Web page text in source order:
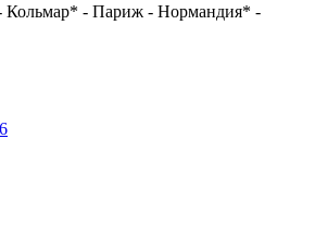
- Кольмар* - Париж - Нормандия* -